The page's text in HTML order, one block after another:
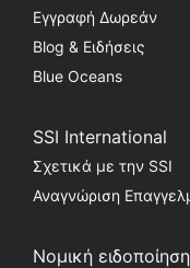
Εγγραφή Δωρεάν
Blog & Ειδήσεις
Blue Oceans
SSI International
Σχετικά με την SSI
Αναγνώριση
Νομική ειδοποίηση